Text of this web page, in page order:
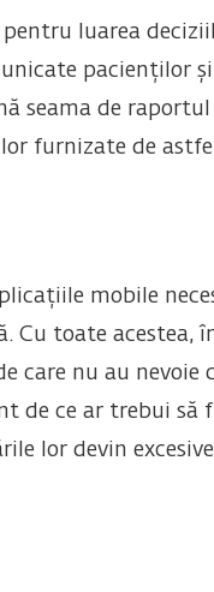
luarea
pacienților
seama de
furnizate de
mobile
Cu toate acestea,
care nu au
de ce ar trebui
lor devin